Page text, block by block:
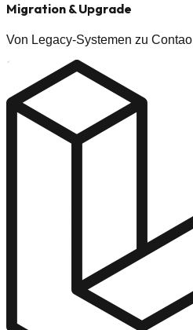
Migration & Upgrade
Von Legacy-Systemen zu Contao